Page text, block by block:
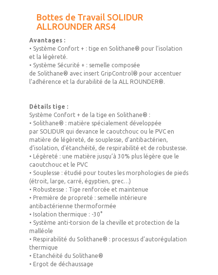
Bottes de Travail SOLIDUR
ALLROUNDER ARS4
Avantages :
• Système Confort + : tige en Solithane® pour l’isolation
et la légèreté.
• Système Sécurité + : semelle composée
de Solithane® avec insert GripControl® pour accentuer
l’adhérence et la durabilité de la ALL ROUNDER®.
Détails tige :
Système Confort + de la tige en Solithane® :
• Solithane® : matière spécialement développée
par SOLIDUR qui devance le caoutchouc ou le PVC en
matière de légèreté, de souplesse, d’antibactérien,
d’isolation, d’étanchéité, de respirabilité et de robustesse.
• Légèreté : une matière jusqu’à 30% plus légère que le
caoutchouc et le PVC
• Souplesse : étudié pour toutes les morphologies de pieds
(étroit, large, carré, égyptien, grec…)
• Robustesse : Tige renforcée et maintenue
• Première de propreté : semelle intérieure
antibactérienne thermoformée
• Isolation thermique : -30°
• Système anti-torsion de la cheville et protection de la
malléole
• Respirabilité du Solithane® : processus d’autorégulation
thermique
• Etanchéité du Solithane®
• Ergot de déchaussage